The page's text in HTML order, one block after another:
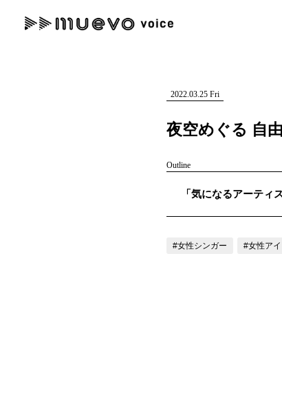
#女性SSW #ロック #男性
"読者の声を形にする”音楽特化メディア
2022.03.25 Fri
夜空めぐる 自
Outline
「気になるアーティ
#女性シンガー #女性ア